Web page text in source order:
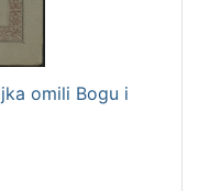
omili Bogu i